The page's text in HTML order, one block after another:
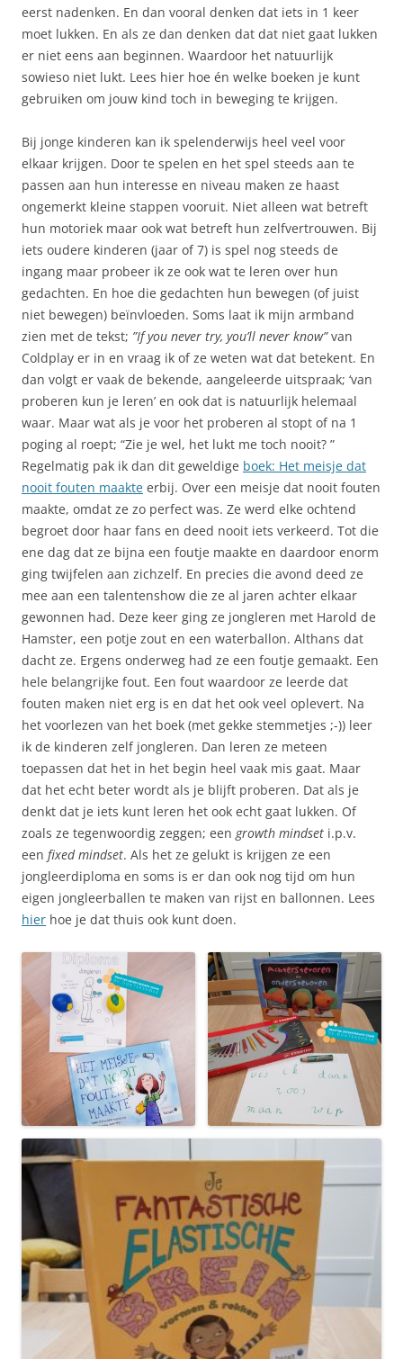
eerst nadenken. En dan vooral denken dat iets in 1 keer
moet lukken. En als ze dan denken dat dat niet gaat lukken
er niet eens aan beginnen. Waardoor het natuurlijk
sowieso niet lukt. Lees hier hoe én welke boeken je kunt
gebruiken om jouw kind toch in beweging te krijgen.
Bij jonge kinderen kan ik spelenderwijs heel veel voor
elkaar krijgen. Door te spelen en het spel steeds aan te
passen aan hun interesse en niveau maken ze haast
ongemerkt kleine stappen vooruit. Niet alleen wat betreft
hun motoriek maar ook wat betreft hun zelfvertrouwen. Bij
iets oudere kinderen (jaar of 7) is spel nog steeds de
ingang maar probeer ik ze ook wat te leren over hun
gedachten. En hoe die gedachten hun bewegen (of juist
niet bewegen) beïnvloeden. Soms laat ik mijn armband
zien met de tekst; ”If you never try, you’ll never know”van
Coldplay er in en vraag ik of ze weten wat dat betekent. En
dan volgt er vaak de bekende, aangeleerde uitspraak; ‘van
proberen kun je leren’ en ook dat is natuurlijk helemaal
waar. Maar wat als je voor het proberen al stopt of na 1
poging al roept; “Zie je wel, het lukt me toch nooit? ”
Regelmatig pak ik dan dit geweldige boek: Het meisje dat
nooit fouten maakte erbij. Over een meisje dat nooit fouten
maakte, omdat ze zo perfect was. Ze werd elke ochtend
begroet door haar fans en deed nooit iets verkeerd. Tot die
ene dag dat ze bijna een foutje maakte en daardoor enorm
ging twijfelen aan zichzelf. En precies die avond deed ze
mee aan een talentenshow die ze al jaren achter elkaar
gewonnen had. Deze keer ging ze jongleren met Harold de
Hamster, een potje zout en een waterballon. Althans dat
dacht ze. Ergens onderweg had ze een foutje gemaakt. Een
hele belangrijke fout. Een fout waardoor ze leerde dat
fouten maken niet erg is en dat het ook veel oplevert. Na
het voorlezen van het boek (met gekke stemmetjes ;-)) leer
ik de kinderen zelf jongleren. Dan leren ze meteen
toepassen dat het in het begin heel vaak mis gaat. Maar
dat het echt beter wordt als je blijft proberen. Dat als je
denkt dat je iets kunt leren het ook echt gaat lukken. Of
zoals ze tegenwoordig zeggen; een growth mindset i.p.v.
een fixed mindset. Als het ze gelukt is krijgen ze een
jongleerdiploma en soms is er dan ook nog tijd om hun
eigen jongleerballen te maken van rijst en ballonnen. Lees
hier hoe je dat thuis ook kunt doen.